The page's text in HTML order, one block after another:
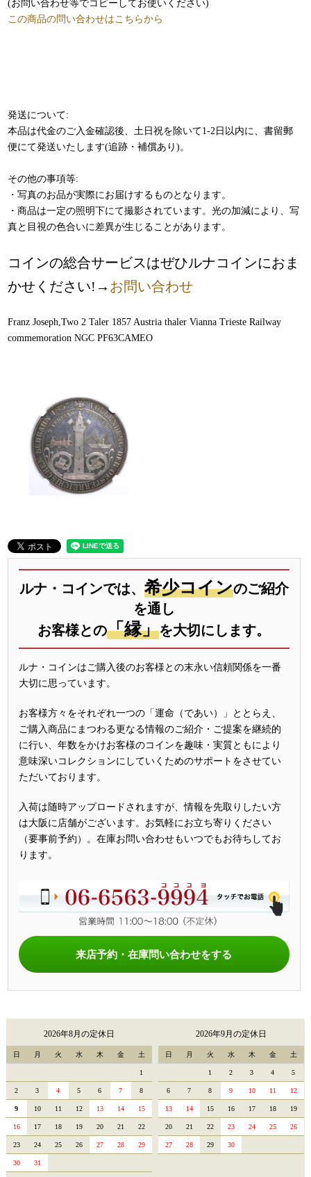
(お問い合わせ等でコピーしてお使いください)
この商品の問い合わせはこちらから
発送について:
本品は代金のご入金確認後、土日祝を除いて1-2日以内に、書留郵
便にて発送いたします(追跡・補償あり)。
その他の事項等:
・写真のお品が実際にお届けするものとなります。
・商品は一定の照明下にて撮影されています。光の加減により、写
真と目視の色合いに差異が生じることがあります。
コインの総合サービスはぜひルナコインにおま
かせください!→ お問い合わせ
Franz Joseph,Two 2 Taler 1857 Austria thaler Vianna Trieste Railway
commemoration NGC PF63CAMEO
ルナ・コインでは、 希少コインのご紹介
を通し
お客様との「縁」を大切にします。
ルナ・コインはご購入後のお客様との末永い信頼関係を一番
大切に思っています。
お客様方々をそれぞれ一つの「運命（であい）」ととらえ、
ご購入商品にまつわる更なる情報のご紹介・ご提案を継続的
に行い、年数をかけお客様のコインを趣味・実質ともにより
意味深いコレクションにしていくためのサポートをさせてい
ただいております。
入荷は随時アップロードされますが、情報を先取りしたい方
は大阪に店舗がございます。お気軽にお立ち寄りください
（要事前予約）。在庫お問い合わせもいつでもお待ちしてお
ります。
来店予約・在庫問い合わせをする
2026年8月の定休日
日 月 火 水 木 金 土
1
2 3 4 5 6 7 8
9 10 11 12 13 14 15
16 17 18 19 20 21 22
23 24 25 26 27 28 29
30 31
2026年9月の定休日
日 月 火 水 木 金 土
1 2 3 4 5
6 7 8 9 10 11 12
13 14 15 16 17 18 19
20 21 22 23 24 25 26
27 28 29 30